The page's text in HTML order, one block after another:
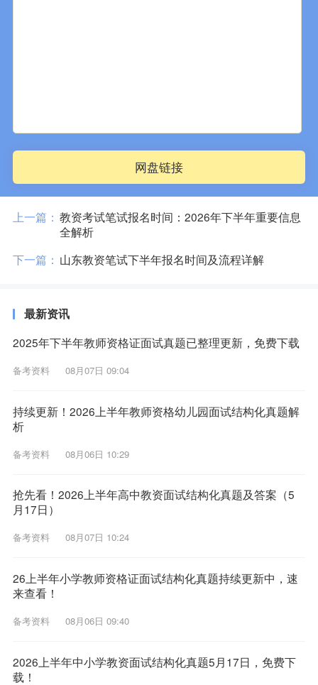
网盘链接
上一篇： 教资考试笔试报名时间：2026年下半年重要信息
全解析
下一篇： 山东教资笔试下半年报名时间及流程详解
最新资讯
2025年下半年教师资格证面试真题已整理更新，免费下载
备考资料 08月07日 09:04
持续更新！2026上半年教师资格幼儿园面试结构化真题解
析
备考资料 08月06日 10:29
抢先看！2026上半年高中教资面试结构化真题及答案（5
月17日）
备考资料 08月07日 10:24
26上半年小学教师资格证面试结构化真题持续更新中，速
来查看！
备考资料 08月06日 09:40
2026上半年中小学教资面试结构化真题5月17日，免费下
载！